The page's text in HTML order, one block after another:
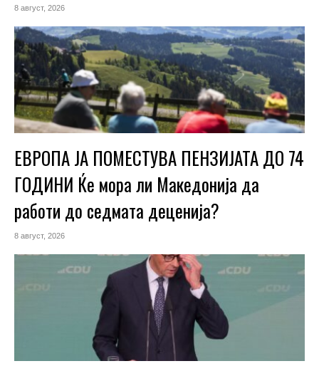
8 август, 2026
ЕВРОПА ЈА ПОМЕСТУВА ПЕНЗИЈАТА ДО 74
ГОДИНИ Ќе мора ли Македонија да
работи до седмата деценија?
8 август, 2026